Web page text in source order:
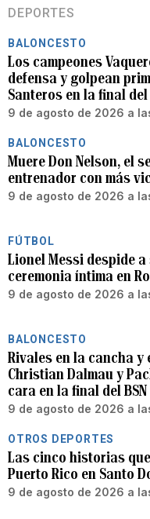
DEPORTES
BALONCESTO
Los campeones
defensa y golpean
Santeros en la final del
9 de agosto de 2026 a
BALONCESTO
Muere Don Nelson, el
entrenador con más
9 de agosto de 2026 a
FÚTBOL
Lionel Messi despide
ceremonia íntima en
9 de agosto de 2026 a
BALONCESTO
Rivales en la cancha y
Christian Dalmau y
cara en la final del BSN
9 de agosto de 2026 a
OTROS DEPORTES
Las cinco historias
Puerto Rico en Santo
9 de agosto de 2026 a